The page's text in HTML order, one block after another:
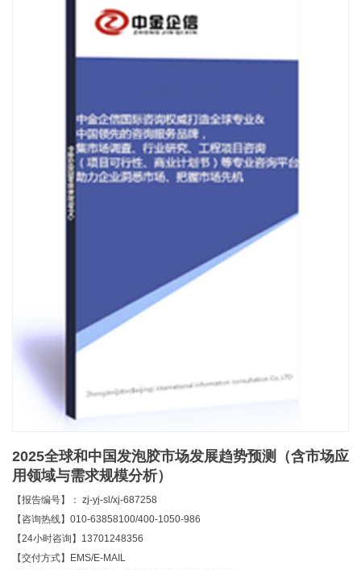
2025全球和中国发泡胶市场发展趋势预测（含市场应
用领域与需求规模分析）
【报告编号】： zj-yj-sl/xj-687258
【咨询热线】010-63858100/400-1050-986
【24小时咨询】13701248356
【交付方式】EMS/E-MAIL